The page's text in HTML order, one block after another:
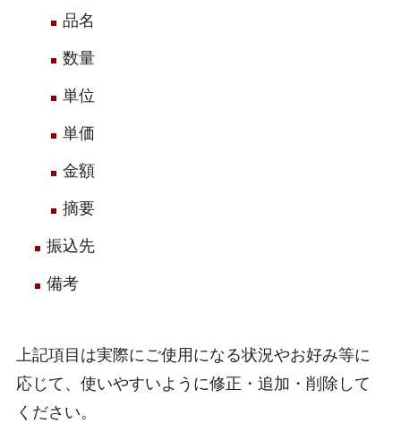
品名
数量
単位
単価
金額
摘要
振込先
備考
上記項目は実際にご使用になる状況やお好み等に
応じて、使いやすいように修正・追加・削除して
ください。